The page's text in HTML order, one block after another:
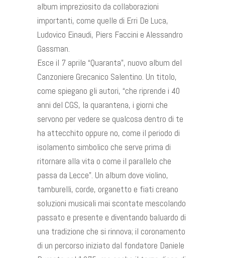
album impreziosito da collaborazioni
importanti, come quelle di Erri De Luca,
Ludovico Einaudi, Piers Faccini e Alessandro
Gassman.
Esce il 7 aprile “Quaranta”, nuovo album del
Canzoniere Grecanico Salentino. Un titolo,
come spiegano gli autori, “che riprende i 40
anni del CGS, la quarantena, i giorni che
servono per vedere se qualcosa dentro di te
ha attecchito oppure no, come il periodo di
isolamento simbolico che serve prima di
ritornare alla vita o come il parallelo che
passa da Lecce”. Un album dove violino,
tamburelli, corde, organetto e fiati creano
soluzioni musicali mai scontate mescolando
passato e presente e diventando baluardo di
una tradizione che si rinnova; il coronamento
di un percorso iniziato dal fondatore Daniele